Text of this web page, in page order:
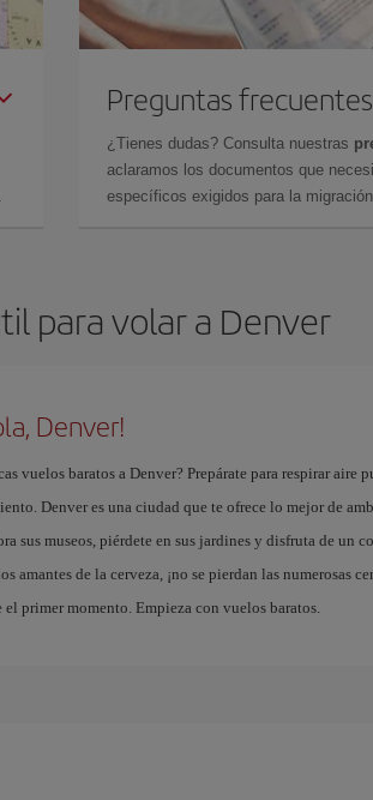
Preguntas frecuentes
¿Tienes dudas? Consulta nuestras
aclaramos los documentos que
específicos exigidos para la
para volar a Denver
Denver!
vuelos baratos a Denver? Prepárate para respirar aire
Denver es una ciudad que te ofrece lo mejor de
sus museos, piérdete en sus jardines y disfruta de un
amantes de la cerveza, ¡no se pierdan las numerosas
el primer momento. Empieza con vuelos baratos.